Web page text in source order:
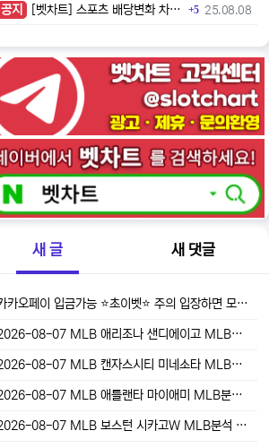
등록일
25.08.08
공지 [벳차트] 스포츠 배당변화 차트 기능 추가 5댓글
새 글 새 댓글
카카오페이 입금가능 ⭐초이벳⭐ 주의 입장하면 모든일 잘풀림❤
2026-08-07 MLB 애리조나 샌디에이고 MLB분석 무료중계 스포츠분석
2026-08-07 MLB 캔자스시티 미네소타 MLB분석 무료중계 스포츠분석
2026-08-07 MLB 애틀랜타 마이애미 MLB분석 무료중계 스포츠분석
2026-08-07 MLB 보스턴 시카고W MLB분석 무료중계 스포츠분석